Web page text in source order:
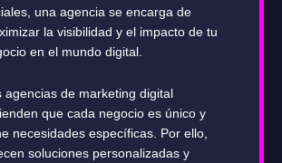
una agencia se encarga de
la visibilidad y el impacto de tu
en el mundo digital.
agencias de marketing digital
que cada negocio es único y
necesidades específicas. Por ello,
soluciones personalizadas y